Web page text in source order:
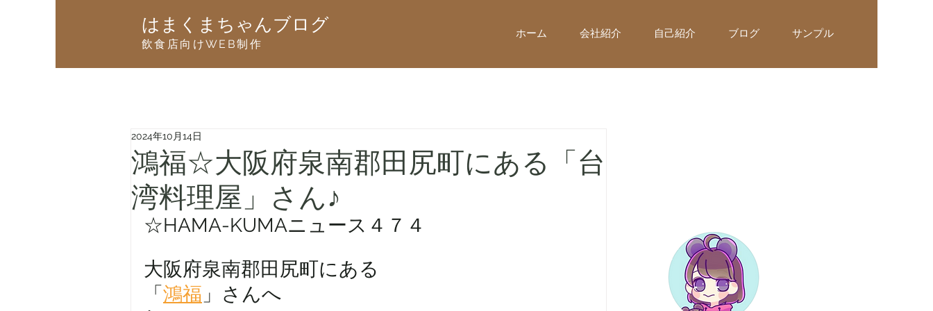
はまくまちゃんブログ
飲食店向けWEB制作
ホーム 会社紹介 自己紹介 ブログ サンプル
鴻福☆大阪府泉南郡田尻町にある「台
湾料理屋」さん♪
2024年10月14日
☆HAMA-KUMAニュース４７４
大阪府泉南郡田尻町にある
「鴻福 」さんへ